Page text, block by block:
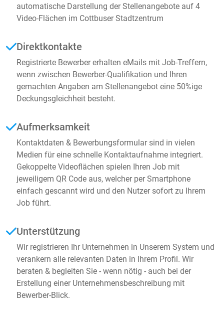
automatische Darstellung der Stellenangebote auf 4
Video-Flächen im Cottbuser Stadtzentrum
Direktkontakte
Registrierte Bewerber erhalten eMails mit Job-Treffern,
wenn zwischen Bewerber-Qualifikation und Ihren
gemachten Angaben am Stellenangebot eine 50%ige
Deckungsgleichheit besteht.
Aufmerksamkeit
Kontaktdaten & Bewerbungsformular sind in vielen
Medien für eine schnelle Kontaktaufnahme integriert.
Gekoppelte Videoflächen spielen Ihren Job mit
jeweiligem QR Code aus, welcher per Smartphone
einfach gescannt wird und den Nutzer sofort zu Ihrem
Job führt.
Unterstützung
Wir registrieren Ihr Unternehmen in Unserem System und
verankern alle relevanten Daten in Ihrem Profil. Wir
beraten & begleiten Sie - wenn nötig - auch bei der
Erstellung einer Unternehmensbeschreibung mit
Bewerber-Blick.